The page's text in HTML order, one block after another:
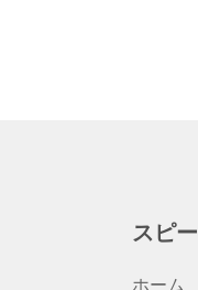
スピ
ホーム